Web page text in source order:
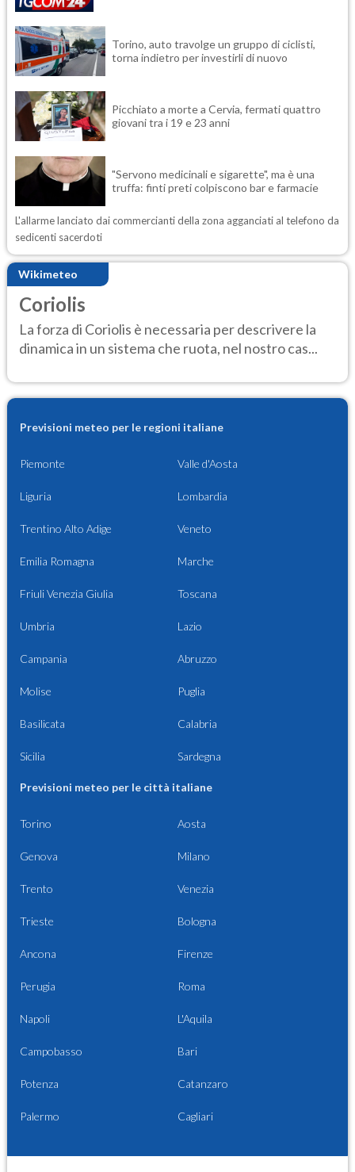
Torino, auto travolge un gruppo di ciclisti,
torna indietro per investirli di nuovo
Picchiato a morte a Cervia, fermati quattro
giovani tra i 19 e 23 anni
"Servono medicinali e sigarette", ma è una
truffa: finti preti colpiscono bar e farmacie
L'allarme lanciato dai commercianti della zona agganciati al telefono da
sedicenti sacerdoti
Wikimeteo
Coriolis
La forza di Coriolis è necessaria per descrivere la
dinamica in un sistema che ruota, nel nostro cas...
Previsioni meteo per le regioni italiane
Piemonte Valle d'Aosta
Liguria Lombardia
Trentino Alto Adige Veneto
Emilia Romagna Marche
Friuli Venezia Giulia Toscana
Umbria Lazio
Campania Abruzzo
Molise Puglia
Basilicata Calabria
Sicilia Sardegna
Previsioni meteo per le città italiane
Torino Aosta
Genova Milano
Trento Venezia
Trieste Bologna
Ancona Firenze
Perugia Roma
Napoli L'Aquila
Campobasso Bari
Potenza Catanzaro
Palermo Cagliari